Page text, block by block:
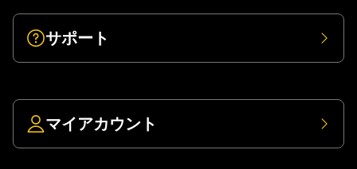
サポート
マイアカウント